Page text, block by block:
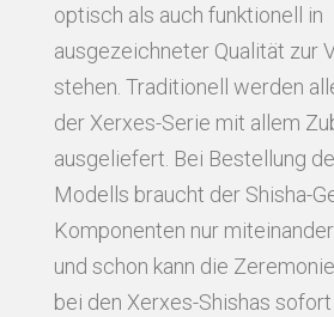
optisch als auch funktionell in
ausgezeichneter Qualität zur
stehen. Traditionell werden
der Xerxes-Serie mit allem
ausgeliefert. Bei Bestellung
Modells braucht der Shisha-
Komponenten nur
und schon kann die
bei den Xerxes-Shishas